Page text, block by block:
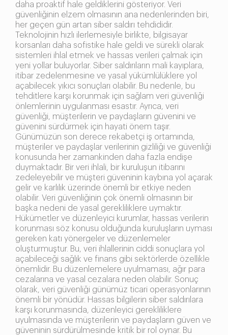
daha proaktif hale geldiklerini gösteriyor. Veri
güvenliğinin elzem olmasının ana nedenlerinden biri,
her geçen gün artan siber saldırı tehdididir.
Teknolojinin hızlı ilerlemesiyle birlikte, bilgisayar
korsanları daha sofistike hale geldi ve sürekli olarak
sistemleri ihlal etmek ve hassas verileri çalmak için
yeni yollar buluyorlar. Siber saldırıların mali kayıplara,
itibar zedelenmesine ve yasal yükümlülüklere yol
açabilecek yıkıcı sonuçları olabilir. Bu nedenle, bu
tehditlere karşı korunmak için sağlam veri güvenliği
önlemlerinin uygulanması esastır. Ayrıca, veri
güvenliği, müşterilerin ve paydaşların güvenini ve
güvenini sürdürmek için hayati önem taşır.
Günümüzün son derece rekabetçi iş ortamında,
müşteriler ve paydaşlar verilerinin gizliliği ve güvenliği
konusunda her zamankinden daha fazla endişe
duymaktadır. Bir veri ihlali, bir kuruluşun itibarını
zedeleyebilir ve müşteri güveninin kaybına yol açarak
gelir ve karlılık üzerinde önemli bir etkiye neden
olabilir. Veri güvenliğinin çok önemli olmasının bir
başka nedeni de yasal gerekliliklere uymaktır.
Hükümetler ve düzenleyici kurumlar, hassas verilerin
korunması söz konusu olduğunda kuruluşların uyması
gereken katı yönergeler ve düzenlemeler
oluşturmuştur. Bu, veri ihlallerinin ciddi sonuçlara yol
açabileceği sağlık ve finans gibi sektörlerde özellikle
önemlidir. Bu düzenlemelere uyulmaması, ağır para
cezalarına ve yasal cezalara neden olabilir. Sonuç
olarak, veri güvenliği günümüz ticari operasyonlarının
önemli bir yönüdür. Hassas bilgilerin siber saldırılara
karşı korunmasında, düzenleyici gerekliliklere
uyulmasında ve müşterilerin ve paydaşların güven ve
güveninin sürdürülmesinde kritik bir rol oynar. Bu